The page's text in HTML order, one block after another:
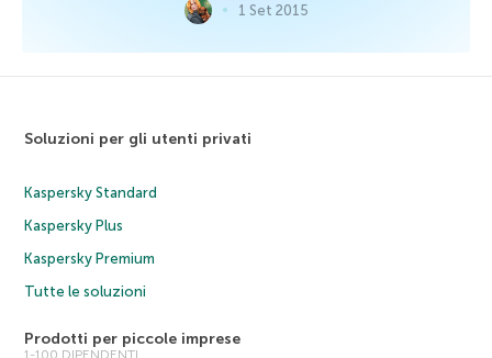
1 Set 2015
Soluzioni per gli utenti privati
Kaspersky Standard
Kaspersky Plus
Kaspersky Premium
Tutte le soluzioni
Prodotti per piccole imprese
1-100 DIPENDENTI